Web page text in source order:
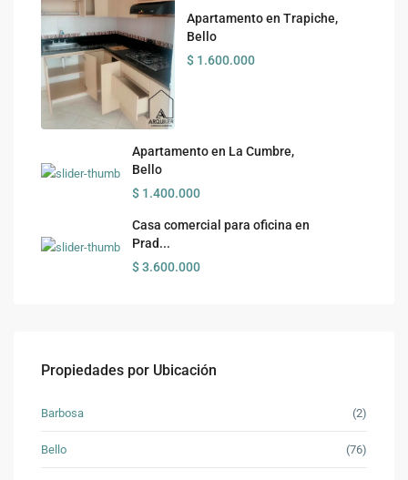
Apartamento en Trapiche,
Bello
$ 1.600.000
Apartamento en La Cumbre,
Bello
$ 1.400.000
Casa comercial para oficina en
Prad...
$ 3.600.000
Propiedades por Ubicación
Barbosa (2)
Bello (76)